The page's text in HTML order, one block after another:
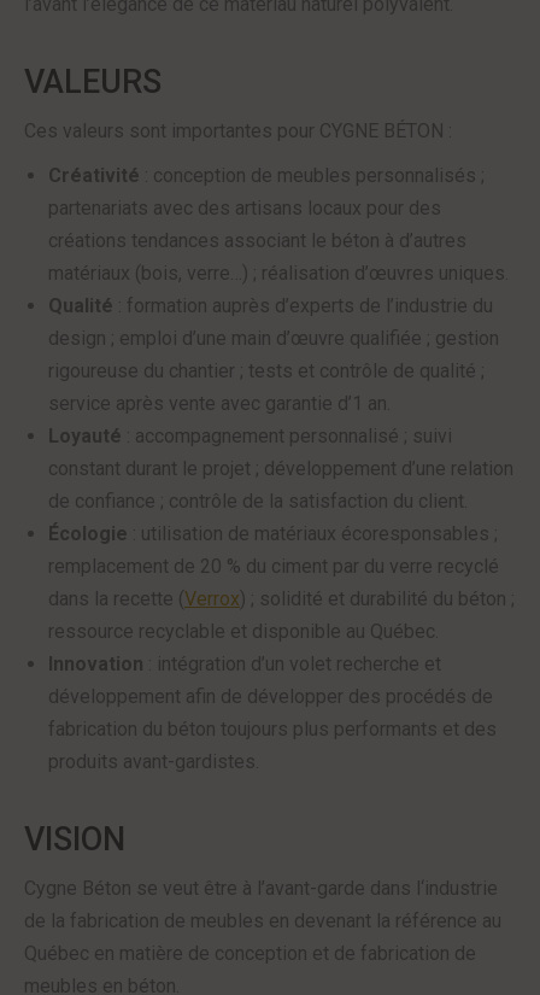
VALEURS
Ces valeurs sont importantes pour CYGNE BÉTON :
Créativité : conception de meubles personnalisés ;
partenariats avec des artisans locaux pour des
créations tendances associant le béton à d’autres
matériaux (bois, verre…) ; réalisation d’œuvres uniques.
Qualité : formation auprès d’experts de l’industrie du
design ; emploi d’une main d’œuvre qualifiée ; gestion
rigoureuse du chantier ; tests et contrôle de qualité ;
service après vente avec garantie d’1 an.
Loyauté : accompagnement personnalisé ; suivi
constant durant le projet ; développement d’une relation
de confiance ; contrôle de la satisfaction du client.
Écologie : utilisation de matériaux écoresponsables ;
remplacement de 20 % du ciment par du verre recyclé
dans la recette (Verrox) ; solidité et durabilité du béton ;
ressource recyclable et disponible au Québec.
Innovation : intégration d’un volet recherche et
développement afin de développer des procédés de
fabrication du béton toujours plus performants et des
produits avant-gardistes.
VISION
Cygne Béton se veut être à l’avant-garde dans l‘industrie
de la fabrication de meubles en devenant la référence au
Québec en matière de conception et de fabrication de
meubles en béton.